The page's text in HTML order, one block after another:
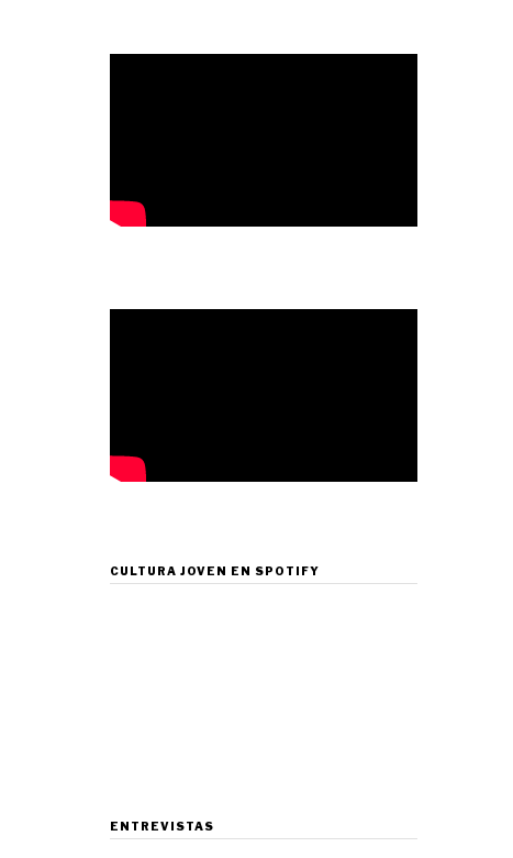
CULTURA JOVEN EN SPOTIFY
ENTREVISTAS